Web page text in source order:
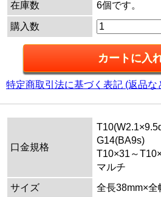
在庫数
6個です。
購入数
特定商取引法に基づく表記 (返品な
口金規格
G14(BA9s)
T10×31～
マルチ
サイズ
全長38mm×全